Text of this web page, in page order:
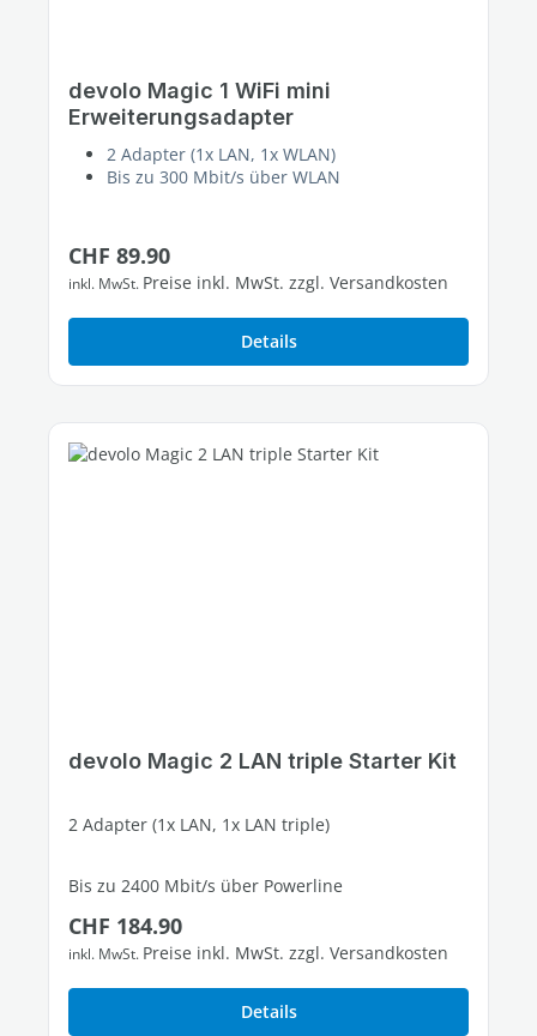
devolo Magic 1 WiFi mini
Erweiterungsadapter
2 Adapter (1x LAN, 1x WLAN)
Bis zu 300 Mbit/s über WLAN
Regulärer Preis:
CHF 89.90
inkl. MwSt. Preise inkl. MwSt. zzgl. Versandkosten
Details
devolo Magic 2 LAN triple Starter Kit
2 Adapter (1x LAN, 1x LAN triple)
Bis zu 2400 Mbit/s über Powerline
3 freie Gigabit-LAN-Ports
Regulärer Preis:
CHF 184.90
inkl. MwSt. Preise inkl. MwSt. zzgl. Versandkosten
Details